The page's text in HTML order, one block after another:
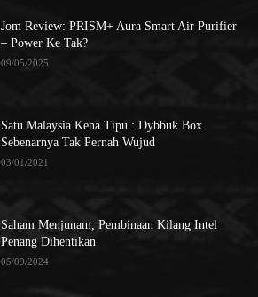
Jom Review: PRISM+ Aura Smart Air Purifier
– Power Ke Tak?
09/05/2025
Satu Malaysia Kena Tipu : Dybbuk Box
Sebenarnya Tak Pernah Wujud
03/01/2021
Saham Menjunam, Pembinaan Kilang Intel
Penang Dihentikan
05/09/2024